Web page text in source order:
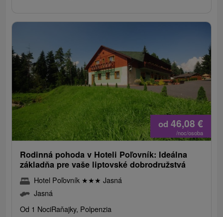
od 46,08 €
/noc/osoba
Rodinná pohoda v Hoteli Poľovník: Ideálna
základňa pre vaše liptovské dobrodružstvá
Hotel Poľovník ★★★ Jasná
Jasná
Od 1 NociRaňajky, Polpenzia